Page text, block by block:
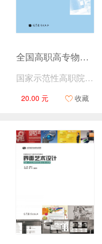
全国高职高专物流人才培养状况调研报告
国家示范性高职院校建设工作协作委员会
20.00 元 收藏